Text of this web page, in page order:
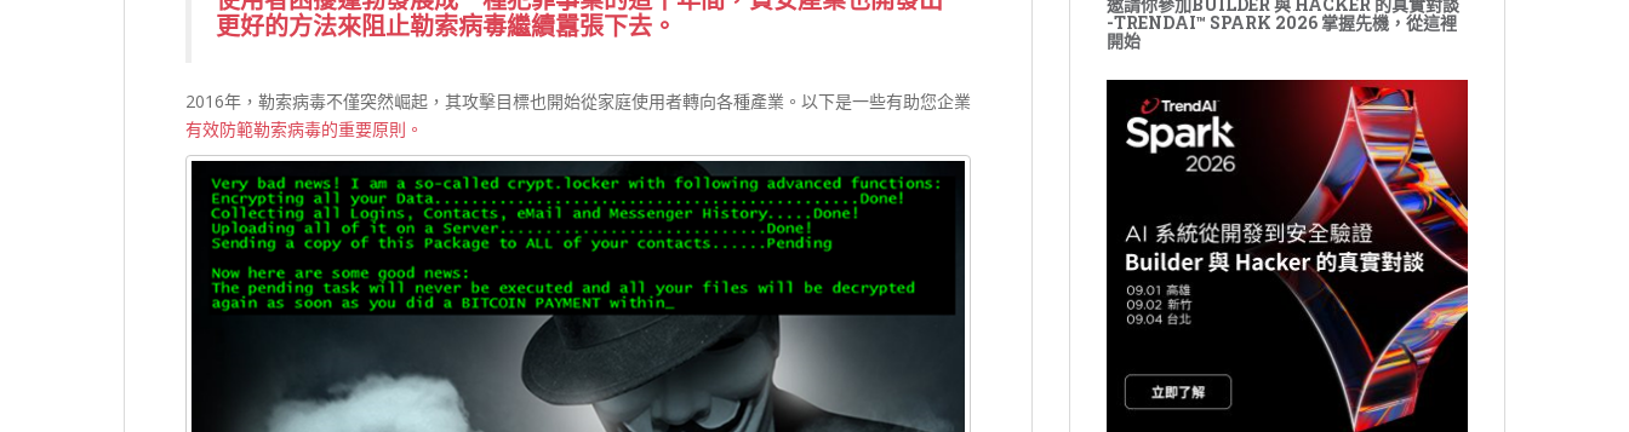
更好的方法來阻止勒索病毒繼續囂張下去。
2016年，勒索病毒不僅突然崛起，其攻擊目標也開始從家庭使用者轉向各種產業。以下是一些有助您企業
有效防範勒索病毒的重要原則。
-TRENDAI™ SPARK 2026 掌握先機，從這裡
開始